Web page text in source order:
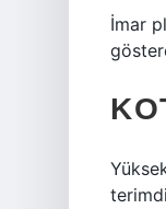
İmar